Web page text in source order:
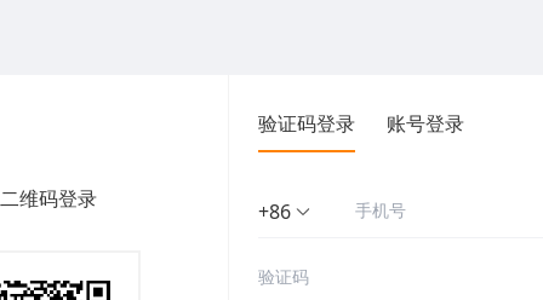
维码登录
验证码登录 账号登录
+86